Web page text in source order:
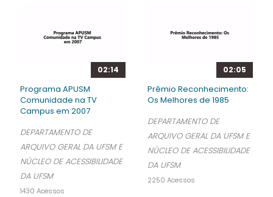
02:14
Programa APUSM
Comunidade na TV
Campus em 2007
DEPARTAMENTO DE
ARQUIVO GERAL DA UFSM E
NÚCLEO DE ACESSIBILIDADE
DA UFSM
1430 Acessos
02:05
Prêmio Reconhecimento:
Os Melhores de 1985
DEPARTAMENTO DE
ARQUIVO GERAL DA UFSM E
NÚCLEO DE ACESSIBILIDADE
DA UFSM
2250 Acessos